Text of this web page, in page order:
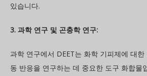
있습니다.
3. 과학 연구 및 곤충학 연구:
과학 연구에서 DEET는 화학 기피제에 대
동 반응을 연구하는 데 중요한 도구 화합물